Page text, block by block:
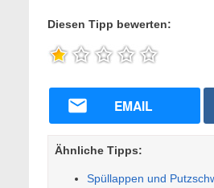
Diesen Tipp bewerten:
EMAIL
Ähnliche Tipps:
Spüllappen und